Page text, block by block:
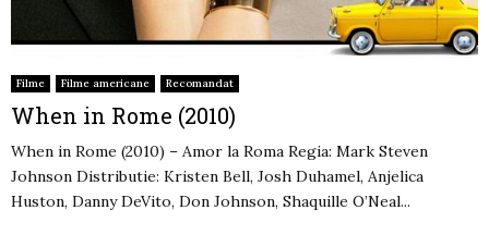
Filme Filme americane Recomandat
When in Rome (2010)
When in Rome (2010) – Amor la Roma Regia: Mark Steven
Johnson Distributie: Kristen Bell, Josh Duhamel, Anjelica
Huston, Danny DeVito, Don Johnson, Shaquille O’Neal...